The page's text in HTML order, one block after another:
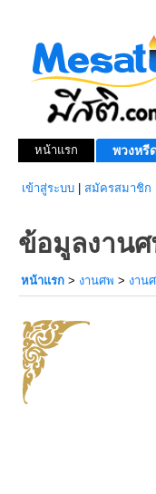
หน้าแรก พวงหรี
เข้าสู่ระบบ สมัครสมาชิก
ข้อมูลงาน
หน้าแรก > งานศพ > งาน